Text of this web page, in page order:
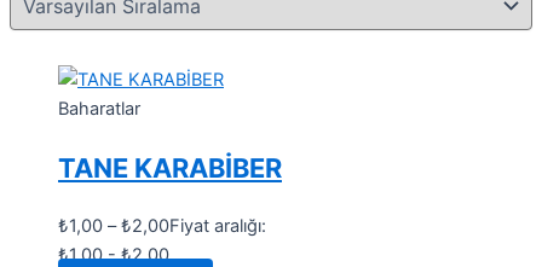
Baharatlar
TANE KARABİBER
₺1,00 –₺2,00Fiyat aralığı:
₺1,00 - ₺2,00